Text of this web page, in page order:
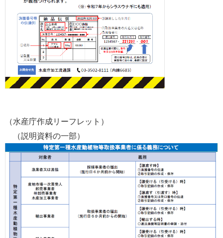
（水産庁作成リーフレット）
（説明資料の一部）